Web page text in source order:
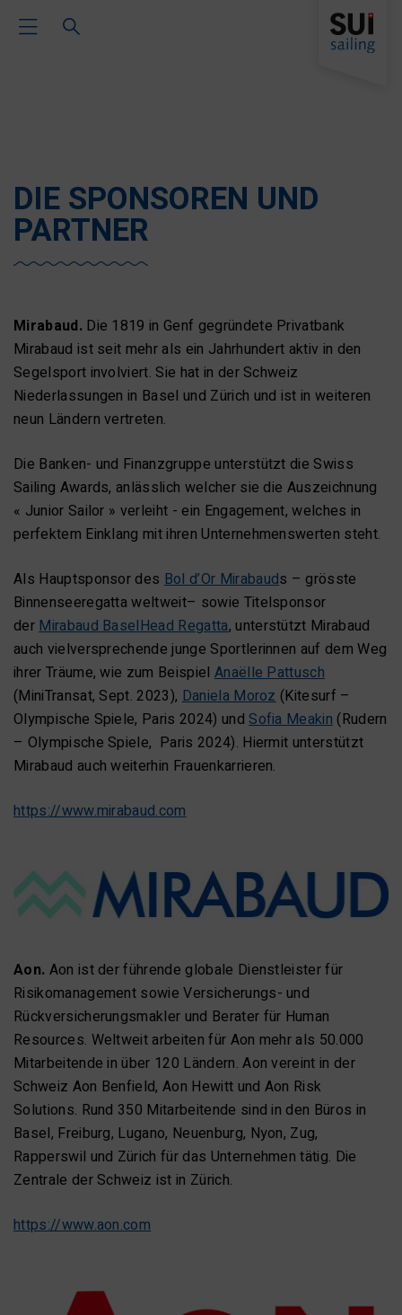
Toggle Main Navigation
DIE SPONSOREN UND
PARTNER
Mirabaud. Die 1819 in Genf gegründete Privatbank
Mirabaud ist seit mehr als ein Jahrhundert aktiv in den
Segelsport involviert. Sie hat in der Schweiz
Niederlassungen in Basel und Zürich und ist in weiteren
neun Ländern vertreten.
Die Banken- und Finanzgruppe unterstützt die Swiss
Sailing Awards, anlässlich welcher sie die Auszeichnung
« Junior Sailor » verleiht - ein Engagement, welches in
perfektem Einklang mit ihren Unternehmenswerten steht.
Als Hauptsponsor des Bol d’Or Mirabauds – grösste
Binnenseeregatta weltweit– sowie Titelsponsor
der Mirabaud BaselHead Regatta, unterstützt Mirabaud
auch vielversprechende junge Sportlerinnen auf dem Weg
ihrer Träume, wie zum Beispiel Anaëlle Pattusch
(MiniTransat, Sept. 2023), Daniela Moroz (Kitesurf –
Olympische Spiele, Paris 2024) und Sofia Meakin (Rudern
– Olympische Spiele, Paris 2024). Hiermit unterstützt
Mirabaud auch weiterhin Frauenkarrieren.
https://www.mirabaud.com
Aon. Aon ist der führende globale Dienstleister für
Risikomanagement sowie Versicherungs- und
Rückversicherungsmakler und Berater für Human
Resources. Weltweit arbeiten für Aon mehr als 50.000
Mitarbeitende in über 120 Ländern. Aon vereint in der
Schweiz Aon Benfield, Aon Hewitt und Aon Risk
Solutions. Rund 350 Mitarbeitende sind in den Büros in
Basel, Freiburg, Lugano, Neuenburg, Nyon, Zug,
Rapperswil und Zürich für das Unternehmen tätig. Die
Zentrale der Schweiz ist in Zürich.
https://www.aon.com